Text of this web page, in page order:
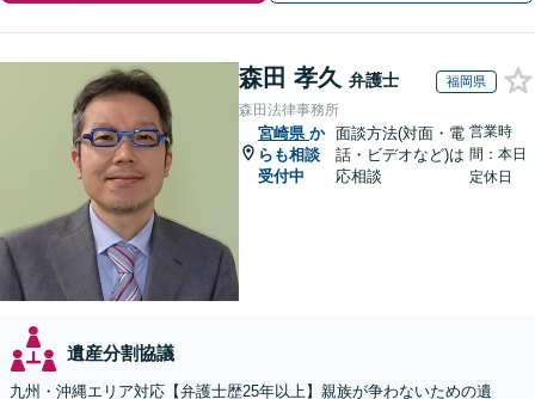
森田 孝久 弁護士 福岡県
森田法律事務所
宮崎県 か
らも相談
受付中
面談方法(対面・電
話・ビデオなど)は
応相談
営業時
間：本日
定休日
遺産分割協議
九州・沖縄エリア対応【弁護士歴25年以上】親族が争わないための遺